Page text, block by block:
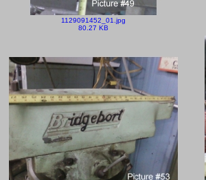
1129091452_01.jpg
80.27 KB